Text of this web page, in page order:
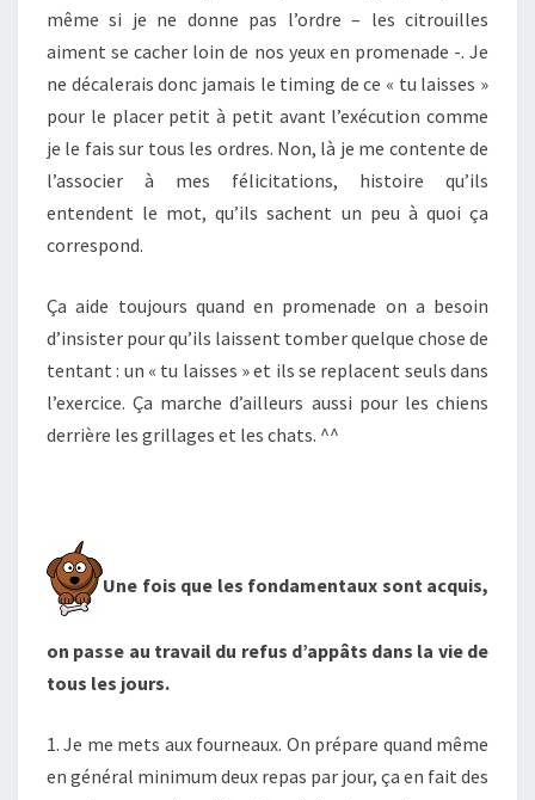
même si je ne donne pas l’ordre – les citrouilles
aiment se cacher loin de nos yeux en promenade -. Je
ne décalerais donc jamais le timing de ce « tu laisses »
pour le placer petit à petit avant l’exécution comme
je le fais sur tous les ordres. Non, là je me contente de
l’associer à mes félicitations, histoire qu’ils
entendent le mot, qu’ils sachent un peu à quoi ça
correspond.
Ça aide toujours quand en promenade on a besoin
d’insister pour qu’ils laissent tomber quelque chose de
tentant : un « tu laisses » et ils se replacent seuls dans
l’exercice. Ça marche d’ailleurs aussi pour les chiens
derrière les grillages et les chats. ^^
Une fois que les fondamentaux sont acquis,
on passe au travail du refus d’appâts dans la vie de
tous les jours.
1. Je me mets aux fourneaux. On prépare quand même
en général minimum deux repas par jour, ça en fait des